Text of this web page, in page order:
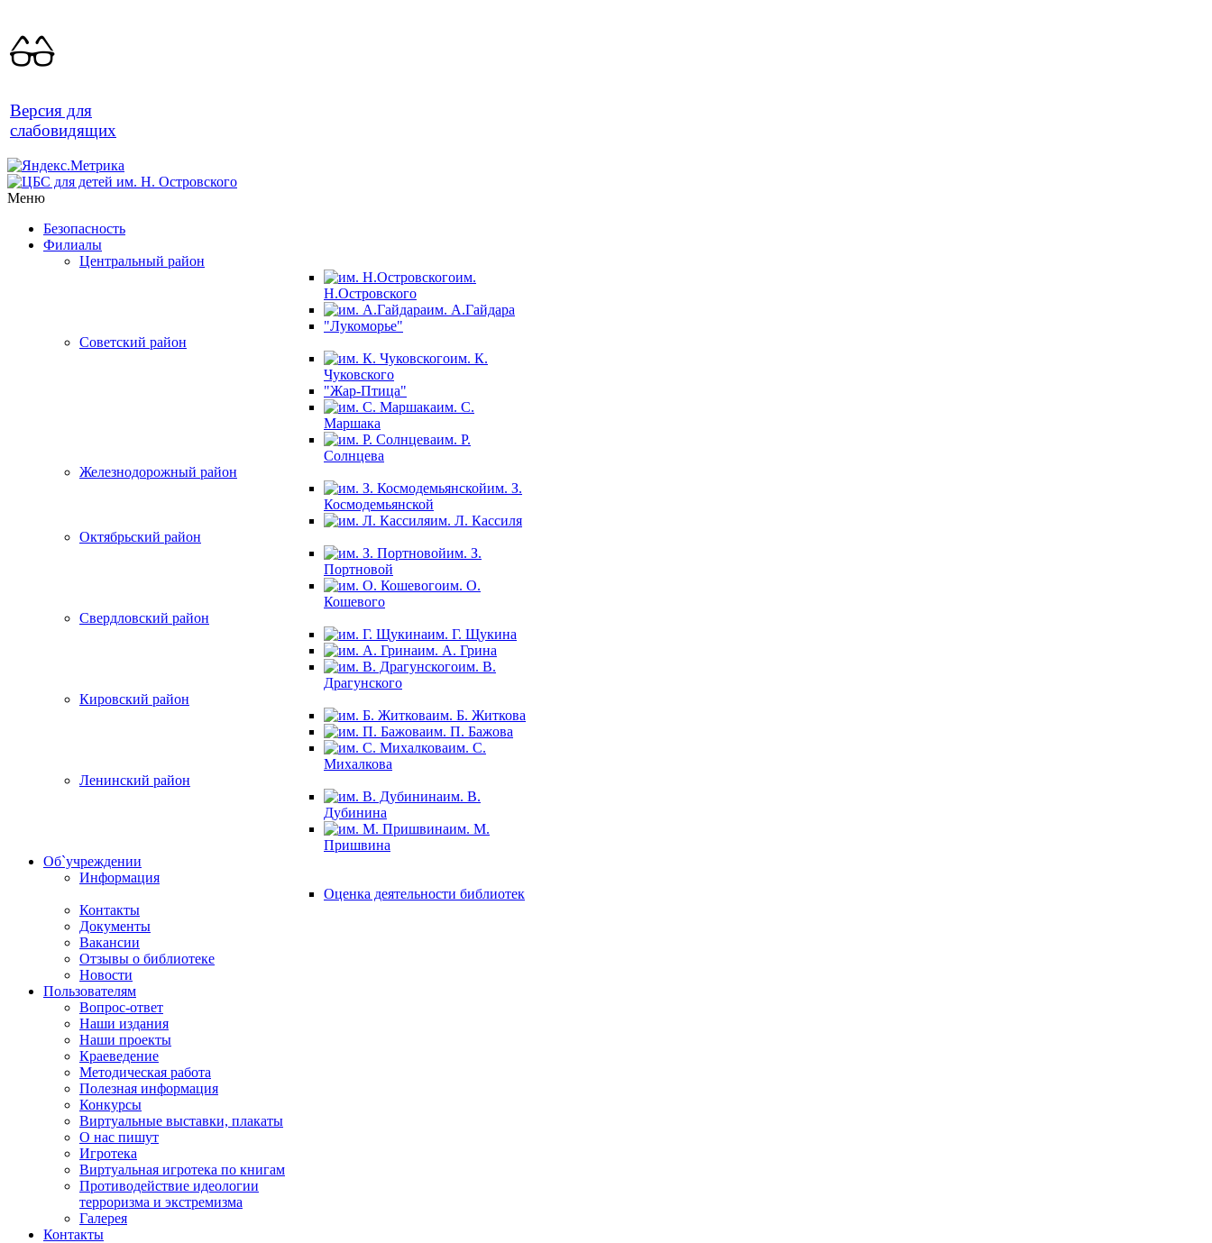
Версия для
слабовидящих
Меню
Безопасность
Филиалы
Центральный район
им.
Н.Островского
им. А.Гайдара
"Лукоморье"
Советский район
им. К.
Чуковского
"Жар-Птица"
им. С.
Маршака
им. Р.
Солнцева
Железнодорожный район
им. З.
Космодемьянской
им. Л. Кассиля
Октябрьский район
им. З.
Портновой
им. О.
Кошевого
Свердловский район
им. Г. Щукина
им. А. Грина
им. В.
Драгунского
Кировский район
им. Б. Житкова
им. П. Бажова
им. С.
Михалкова
Ленинский район
им. В.
Дубинина
им. М.
Пришвина
Об`учреждении
Информация
Оценка деятельности библиотек
Контакты
Документы
Вакансии
Отзывы о библиотеке
Новости
Пользователям
Вопрос-ответ
Наши издания
Наши проекты
Краеведение
Методическая работа
Полезная информация
Конкурсы
Виртуальные выставки, плакаты
О нас пишут
Игротека
Виртуальная игротека по книгам
Противодействие идеологии
терроризма и экстремизма
Галерея
Контакты